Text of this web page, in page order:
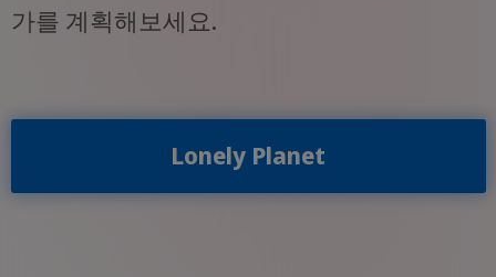
가를 계획해보세요.
Lonely Planet